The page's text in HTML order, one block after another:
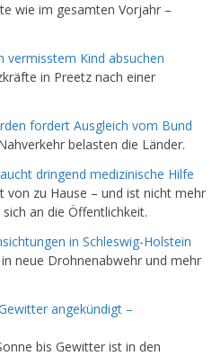
wie im gesamten Vorjahr –
vermisstem Kind absuchen
in Preetz nach einer
fordert Ausgleich vom Bund
belasten die Länder.
dringend medizinische Hilfe
von zu Hause – und ist nicht mehr
an die Öffentlichkeit.
in Schleswig-Holstein
neue Drohnenabwehr und mehr
angekündigt –
bis Gewitter ist in den